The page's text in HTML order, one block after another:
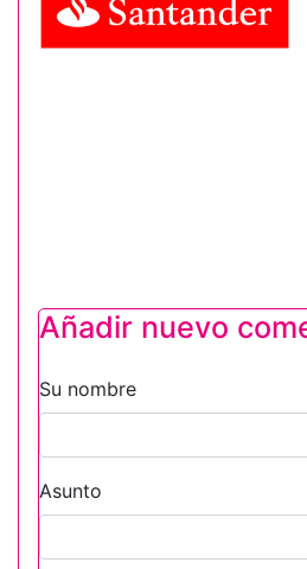
Añadir nuevo
Su nombre
Asunto